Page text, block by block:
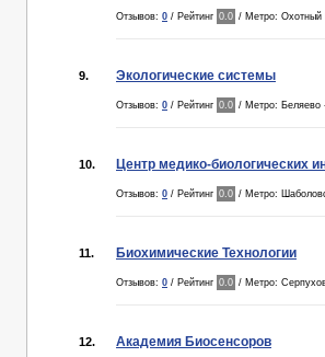
Отзывов: 0 / Рейтинг 0.0 / Метро: Охотный
9. Экологические системы
Отзывов: 0 / Рейтинг 0.0 / Метро: Беляево
10. Центр медико-биологических
Отзывов: 0 / Рейтинг 0.0 / Метро:
11. Биохимические Технологии
Отзывов: 0 / Рейтинг 0.0 / Метро:
12. Академия Биосенсоров